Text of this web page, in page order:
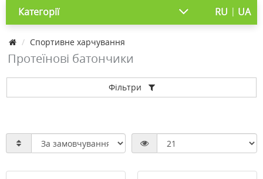
Категорії RU | UA
Cпортивне харчування
Протеїнові батончики
Фільтри